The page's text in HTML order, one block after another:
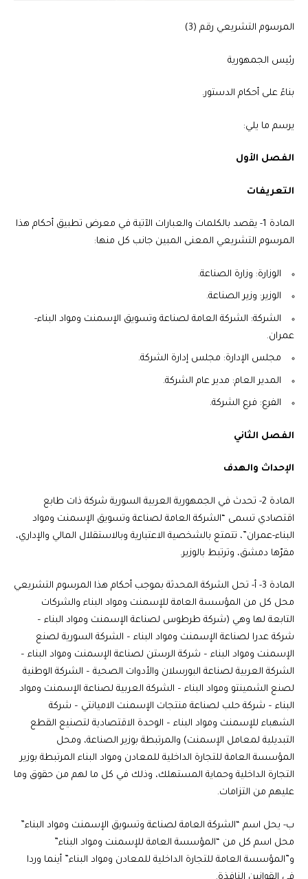
المرسوم التشريعي رقم (3)
رئيس الجمهورية
بناءً على أحكام الدستور.
يرسم ما يلي:
الفصل الأول
التعريفات
المادة 1-
يقصد بالكلمات والعبارات الآتية في معرض تطبيق أحكام هذا
المرسوم التشريعي المعنى المبين جانب كل منها:
الوزارة: وزارة الصناعة.
الوزير: وزير الصناعة.
الشركة: الشركة العامة لصناعة وتسويق الإسمنت ومواد البناء-
عمران.
مجلس الإدارة: مجلس إدارة الشركة.
المدير العام: مدير عام الشركة.
الفرع: فرع الشركة.
الفصل الثاني
الإحداث والهدف
المادة 2-
تحدث في الجمهورية العربية السورية شركة ذات طابع
اقتصادي تسمى “الشركة العامة لصناعة وتسويق الإسمنت ومواد
البناء-عمران”، تتمتع بالشخصية الاعتبارية وبالاستقلال المالي والإداري،
مقرّها دمشق، وترتبط بالوزير.
المادة 3-
أ- تحل الشركة المحدثة بموجب أحكام هذا المرسوم التشريعي
محل كل من المؤسسة العامة للإسمنت ومواد البناء والشركات
التابعة لها وهي (شركة طرطوس لصناعة الإسمنت ومواد البناء –
شركة عدرا لصناعة الإسمنت ومواد البناء – الشركة السورية لصنع
الإسمنت ومواد البناء – شركة الرستن لصناعة الإسمنت ومواد البناء –
الشركة العربية لصناعة البورسلان والأدوات الصحية – الشركة الوطنية
لصنع الشمينتو ومواد البناء – الشركة العربية لصناعة الإسمنت ومواد
البناء – شركة حلب لصناعة منتجات الإسمنت الاميانتي – شركة
الشهباء للإسمنت ومواد البناء – الوحدة الاقتصادية لتصنيع القطع
التبديلية لمعامل الإسمنت) والمرتبطة بوزير الصناعة، ومحل
المؤسسة العامة للتجارة الداخلية للمعادن ومواد البناء المرتبطة بوزير
التجارة الداخلية وحماية المستهلك، وذلك في كل ما لهم من حقوق وما
عليهم من التزامات.
ب‌- يحل اسم “الشركة العامة لصناعة وتسويق الإسمنت ومواد البناء”
محل اسم كل من “المؤسسة العامة للإسمنت ومواد البناء”
و”المؤسسة العامة للتجارة الداخلية للمعادن ومواد البناء” أينما وردا
في القوانين النافذة.